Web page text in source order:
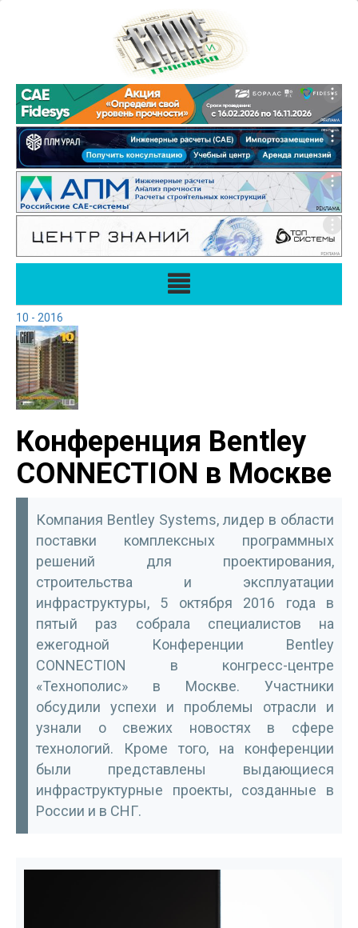
10 - 2016
Конференция Bentley
CONNECTION в Москве
Компания Bentley Systems, лидер в области
поставки комплексных программных
решений для проектирования,
строительства и эксплуатации
инфраструктуры, 5 октября 2016 года в
пятый раз собрала специалистов на
ежегодной Конференции Bentley
CONNECTION в конгресс-центре
«Технополис» в Моск­ве. Участники
обсудили успехи и проблемы отрасли и
узнали о свежих новостях в сфере
технологий. Кроме того, на конференции
были представлены выдающиеся
инфраструктурные проекты, созданные в
России и в СНГ.